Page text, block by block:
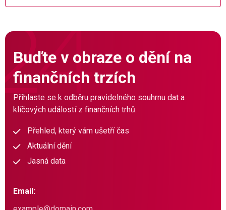
Buďte v obraze o dění na
finančních trzích
Přihlaste se k odběru pravidelného souhrnu dat a
klíčových událostí z finančních trhů.
Přehled, který vám ušetří čas
Aktuální dění
Jasná data
Email: